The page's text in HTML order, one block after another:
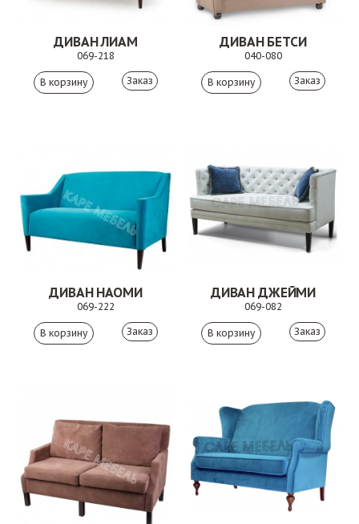
ДИВАН ЛИАМ
069-218
Заказ
ДИВАН БЕТСИ
040-080
Заказ
ДИВАН НАОМИ
069-222
Заказ
ДИВАН ДЖЕЙМИ
069-082
Заказ